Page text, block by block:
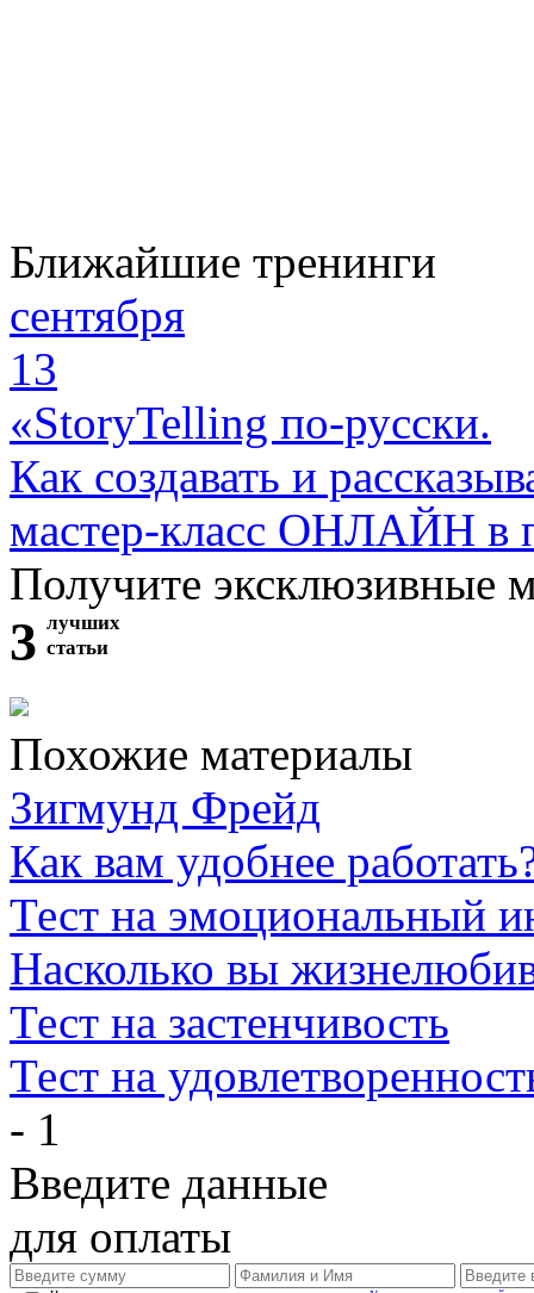
Ближайшие тренинги
сентября
13
«StoryTelling по-русски.
Как создавать и
мастер-класс ОНЛАЙН в
Получите эксклюзивные
3 лучших
статьи
Похожие материалы
Зигмунд Фрейд
Как вам удобнее
Тест на эмоциональный
Насколько вы
Тест на застенчивость
Тест на
- 1
Введите данные
для оплаты